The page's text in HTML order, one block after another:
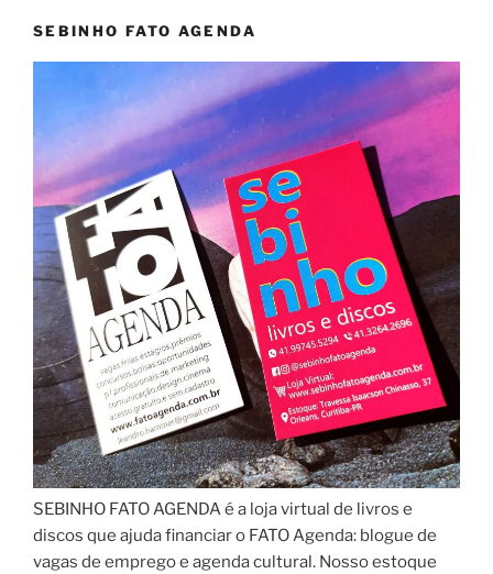
SEBINHO FATO AGENDA
SEBINHO FATO AGENDA é a loja virtual de livros e
discos que ajuda financiar o FATO Agenda: blogue de
vagas de emprego e agenda cultural. Nosso estoque